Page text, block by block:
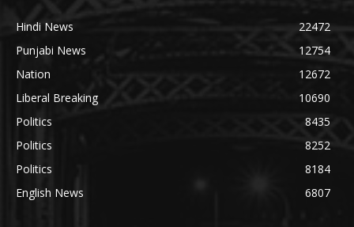
Hindi News
22472
Punjabi News
12754
Nation
12672
Liberal Breaking
10690
Politics
8435
Politics
8252
Politics
8184
English News
6807